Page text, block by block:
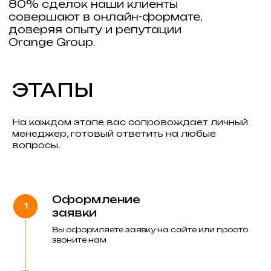
ЭТАПЫ
На каждом этапе вас сопровождает личный
менеджер, готовый ответить на любые
вопросы.
Оформление
заявки
Вы оформляете заявку на сайте или просто
звоните нам
Для вас, как для покупателя, наши
услуги абсолютно бесплатны.
А мы не заинтересованы в том, чтобы
сделки. Проведем безопасные
финансовые расчеты. Работаем
открыто и прозрачно — наши
клиенты доверяют нам.